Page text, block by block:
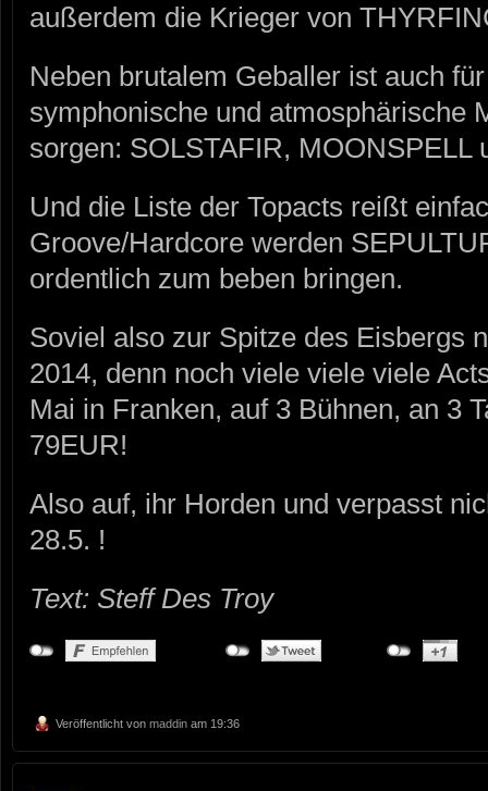
außerdem die Krieger von
Neben brutalem Geballer ist auch
symphonische und atmosphärische
sorgen: SOLSTAFIR, MOONSPELL
Und die Liste der Topacts reißt
Groove/Hardcore werden
ordentlich zum beben bringen.
Soviel also zur Spitze des Eisbergs
2014, denn noch viele viele viele
Mai in Franken, auf 3 Bühnen, an 3
79EUR!
Also auf, ihr Horden und verpasst
28.5. !
Text: Steff Des Troy
Veröffentlicht von maddin am 19:36